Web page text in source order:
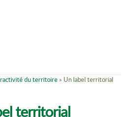
du territoire » Un label territorial
territorial